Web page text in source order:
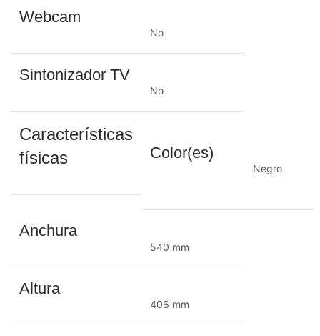
Webcam
No
Sintonizador TV
No
Características
físicas
Color(es)
Negro
Anchura
540 mm
Altura
406 mm